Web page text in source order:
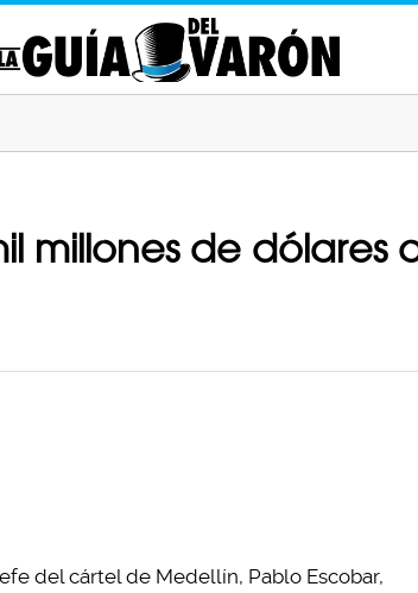
millones de dólares
del cártel de Medellín, Pablo Escobar,